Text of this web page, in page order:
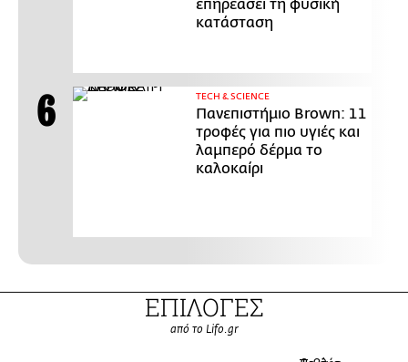
επηρεάσει τη φυσική
κατάσταση
ΤECH & SCIENCE
Πανεπιστήμιο Brown: 11
τροφές για πιο υγιές και
λαμπερό δέρμα το
καλοκαίρι
ΕΠΙΛΟΓΕΣ
από το Lifo.gr